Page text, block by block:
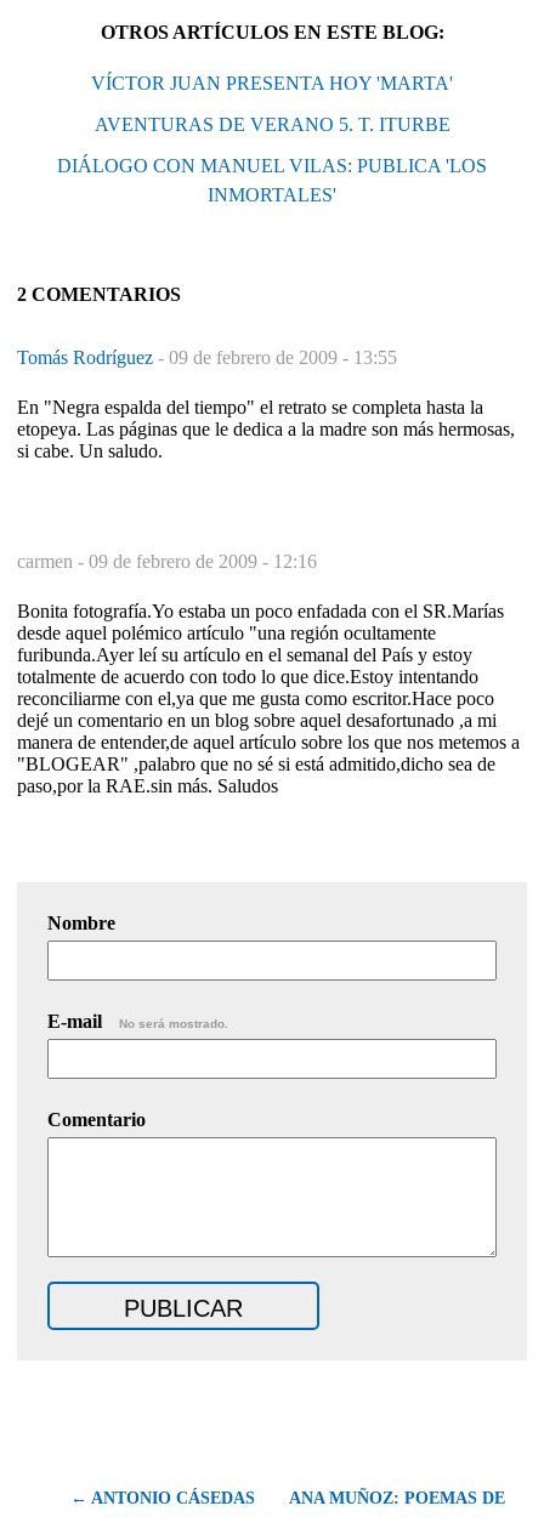
OTROS ARTÍCULOS EN ESTE BLOG:
VÍCTOR JUAN PRESENTA HOY 'MARTA'
AVENTURAS DE VERANO 5. T. ITURBE
DIÁLOGO CON MANUEL VILAS: PUBLICA 'LOS
INMORTALES'
2 COMENTARIOS
Tomás Rodríguez - 09 de febrero de 2009 - 13:55
En "Negra espalda del tiempo" el retrato se completa hasta la
etopeya. Las páginas que le dedica a la madre son más hermosas,
si cabe. Un saludo.
carmen - 09 de febrero de 2009 - 12:16
Bonita fotografía.Yo estaba un poco enfadada con el SR.Marías
desde aquel polémico artículo "una región ocultamente
furibunda.Ayer leí su artículo en el semanal del País y estoy
totalmente de acuerdo con todo lo que dice.Estoy intentando
reconciliarme con el,ya que me gusta como escritor.Hace poco
dejé un comentario en un blog sobre aquel desafortunado ,a mi
manera de entender,de aquel artículo sobre los que nos metemos a
"BLOGEAR" ,palabro que no sé si está admitido,dicho sea de
paso,por la RAE.sin más. Saludos
Nombre
E-mail No será mostrado.
Comentario
← ANTONIO CÁSEDAS ANA MUÑOZ: POEMAS DE